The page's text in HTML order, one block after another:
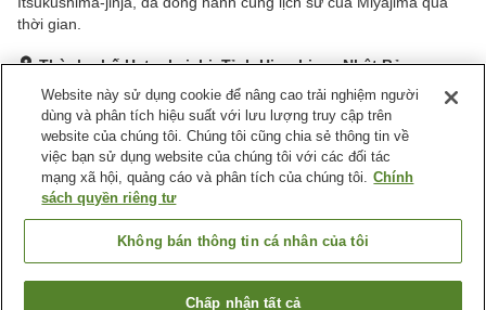
thời gian.
Thành phố Hatsukaichi, Tỉnh Hiroshima, Nhật Bản
Hiển thị trên bản đồ
Xuất sắc Đánh giá:39lượt
Tiện nghi chỗ nghỉ
Dịch Vụ Đưa Đón
Giao Hàng Tận Nhà
Cho Thuê Yukata
Máy FAX
Tỉnh Hiroshima
Website này sử dụng cookie để nâng cao trải nghiệm người
dùng và phân tích hiệu suất với lưu lượng truy cập trên
website của chúng tôi. Chúng tôi cũng chia sẻ thông tin về
việc bạn sử dụng website của chúng tôi với các đối tác
mạng xã hội, quảng cáo và phân tích của chúng tôi. Chính
sách quyền riêng tư
Không bán thông tin cá nhân của tôi
Chấp nhận tất cả